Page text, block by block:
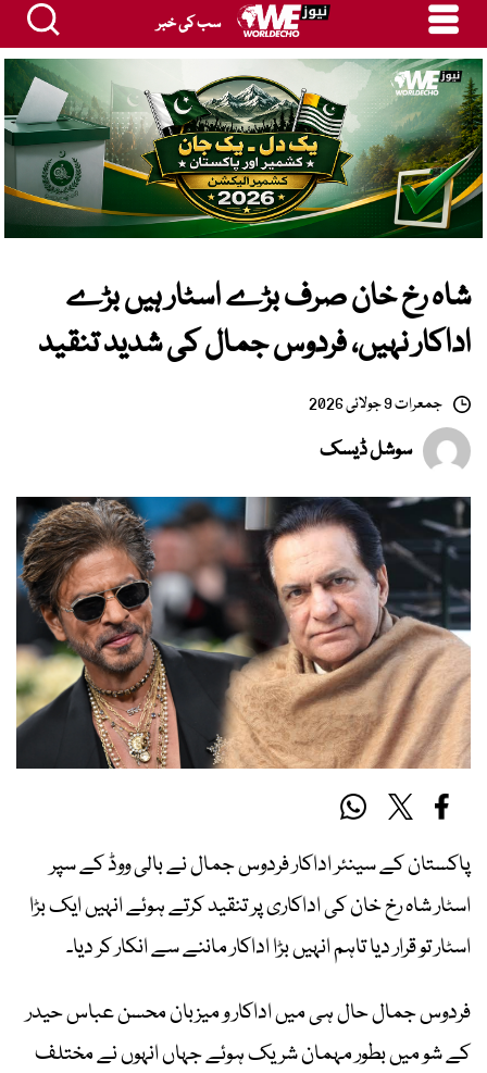
سب کی خبر
شاہ رخ خان صرف بڑے اسٹار ہیں بڑے
اداکار نہیں، فردوس جمال کی شدید تنقید
جمعرات 9 جولائی 2026
سوشل ڈیسک
پاکستان کے سینئر اداکار فردوس جمال نے بالی ووڈ کے سپر
اسٹار شاہ رخ خان کی اداکاری پر تنقید کرتے ہوئے انہیں ایک بڑا
اسٹار تو قرار دیا تاہم انہیں بڑا اداکار ماننے سے انکار کر دیا۔
فردوس جمال حال ہی میں اداکار و میزبان محسن عباس حیدر
کے شو میں بطور مہمان شریک ہوئے جہاں انہوں نے مختلف